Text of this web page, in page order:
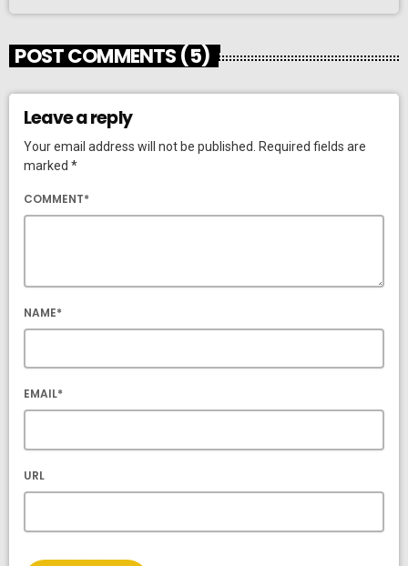
POST COMMENTS (5)
Leave a reply
Your email address will not be published. Required fields are
marked *
COMMENT*
NAME*
EMAIL*
URL